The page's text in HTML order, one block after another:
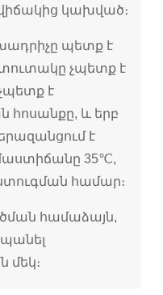
կախված։
պետք է
չպետք է
է
և երբ
է
35℃,
համար։
համաձայն,
մեկ։